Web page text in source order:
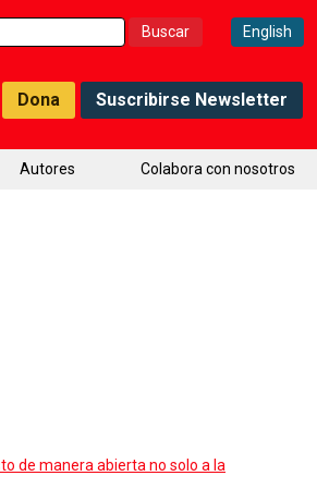
English
Dona Suscribirse Newsletter
Autores Colabora con nosotros
de manera abierta no solo a la